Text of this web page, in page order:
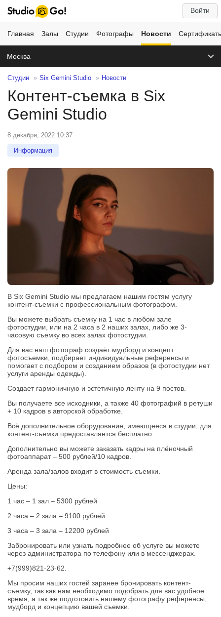
Войти
Главная Залы Студии Фотографы Новости
Москва
Студии Six Gemini Studio Новости
Контент-съемка в Six
Gemini Studio
8 декабря, 2022 10:37
Информация
В Six Gemini Studio мы предлагаем нашим гостям услугу
контент-съемки с профессиональным фотографом.
Вы можете выбрать съемку на 1 час в любом зале
фотостудии, или на 2 часа в 2 наших залах, либо же 3-
часовую съемку во всех залах фотостудии.
Для вас наш фотограф создаёт мудборд и концепт
фотосъемки, подбирает индивидуальные референсы и
помогает с подбором и созданием образов (в фотостудии нет
услуги аренды одежды).
Создает гармоничную и эстетичную ленту на 9 постов.
Вы получаете все исходники, а также 40 фотографий в ретуши
+ 10 кадров в авторской обработке.
Всё дополнительное оборудование, имеющееся в студии, для
контент-съемки предоставляется бесплатно.
Дополнительно вы можете заказать кадры на плёночный
фотоаппарат – 500 рублей/10 кадров.
Аренда зала/залов входит в стоимость съемки.
Цены:
1 час – 1 зал – 5300 рублей
2 часа – 2 зала – 9100 рублей
3 часа – 3 зала – 12200 рублей
Забронировать или узнать подробнее об услуге вы можете
через администратора по телефону или в мессенджерах.
+7(999)821-23-62.
Мы просим наших гостей заранее бронировать контент-
съемку, так как нам необходимо подобрать для вас удобное
время, а так же подготовить нашему фотографу референсы,
мудборд и концепцию вашей съемки.